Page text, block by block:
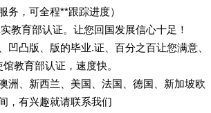
务，可全程**跟踪进度）
教育部认证。让您回国发展信心十足！
凸版、版的毕业.证、百分之百让您满意、
教育部认证，速度快。
、新西兰、美国、法国、德国、新加坡欧
，有兴趣就请联系我们